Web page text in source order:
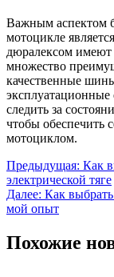
Важным аспектом
мотоцикле
дюралексом имеют
множество
качественные
эксплуатационные
следить за
чтобы обеспечить
мотоциклом.
Навигация
по
записям
Предыдущая: Как
электрической тяге
Далее: Как
мой опыт
Похожие